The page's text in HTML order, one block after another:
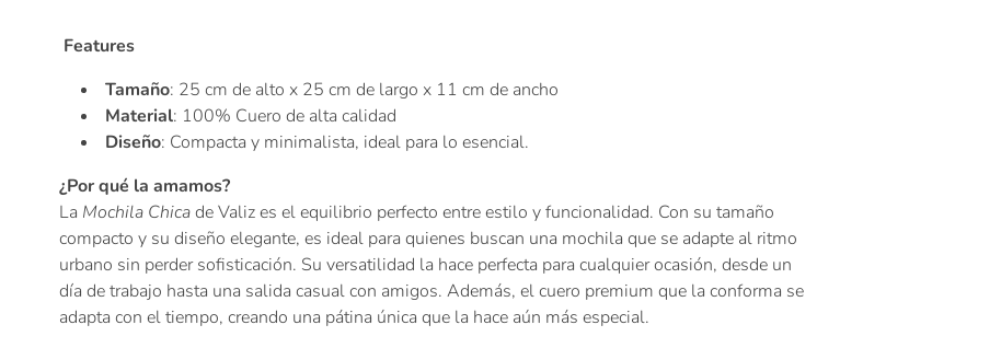
Features
Tamaño: 25 cm de alto x 25 cm de largo x 11 cm de ancho
Material: 100% Cuero de alta calidad
Diseño: Compacta y minimalista, ideal para lo esencial.
¿Por qué la amamos?
La Mochila Chicade Valiz es el equilibrio perfecto entre estilo y funcionalidad. Con su tamaño
compacto y su diseño elegante, es ideal para quienes buscan una mochila que se adapte al ritmo
urbano sin perder sofisticación. Su versatilidad la hace perfecta para cualquier ocasión, desde un
día de trabajo hasta una salida casual con amigos. Además, el cuero premium que la conforma se
adapta con el tiempo, creando una pátina única que la hace aún más especial.